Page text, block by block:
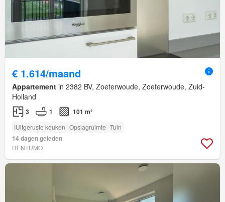
€ 1.614/maand
Appartement in 2382 BV, Zoeterwoude, Zoeterwoude, Zuid-
Holland
3 1 101 m²
IUitgeruste keuken Opslagruimte Tuin
14 dagen geleden
RENTUMO